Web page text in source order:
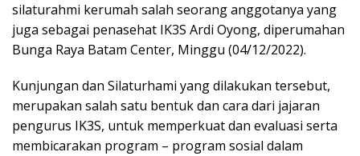
silaturahmi kerumah salah seorang anggotanya yang
juga sebagai penasehat IK3S Ardi Oyong, diperumahan
Bunga Raya Batam Center, Minggu (04/12/2022).
Kunjungan dan Silaturhami yang dilakukan tersebut,
merupakan salah satu bentuk dan cara dari jajaran
pengurus IK3S, untuk memperkuat dan evaluasi serta
membicarakan program – program sosial dalam